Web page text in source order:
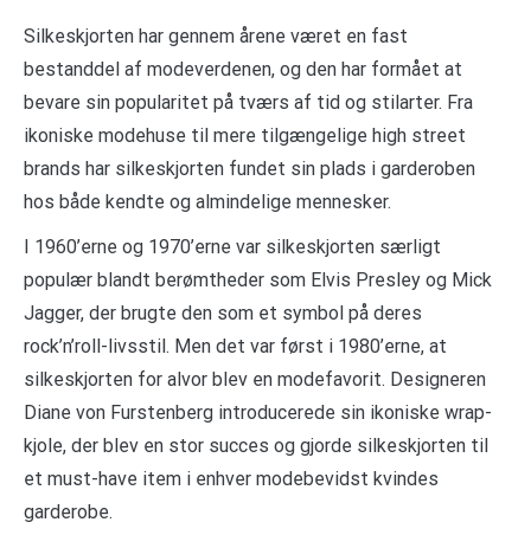
Silkeskjorten har gennem årene været en fast
bestanddel af modeverdenen, og den har formået at
bevare sin popularitet på tværs af tid og stilarter. Fra
ikoniske modehuse til mere tilgængelige high street
brands har silkeskjorten fundet sin plads i garderoben
hos både kendte og almindelige mennesker.
I 1960’erne og 1970’erne var silkeskjorten særligt
populær blandt berømtheder som Elvis Presley og Mick
Jagger, der brugte den som et symbol på deres
rock’n’roll-livsstil. Men det var først i 1980’erne, at
silkeskjorten for alvor blev en modefavorit. Designeren
Diane von Furstenberg introducerede sin ikoniske wrap-
kjole, der blev en stor succes og gjorde silkeskjorten til
et must-have item i enhver modebevidst kvindes
garderobe.